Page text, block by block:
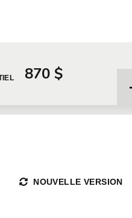
870 $
NOUVELLE VERSION